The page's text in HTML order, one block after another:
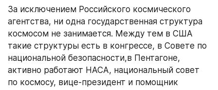
За исключением Российского космического
агентства, ни одна государственная структура
космосом не занимается. Между тем в США
такие структуры есть в конгрессе, в Совете по
национальной безопасности,в Пентагоне,
активно работают НАСА, национальный совет
по космосу, вице-президент и помощник